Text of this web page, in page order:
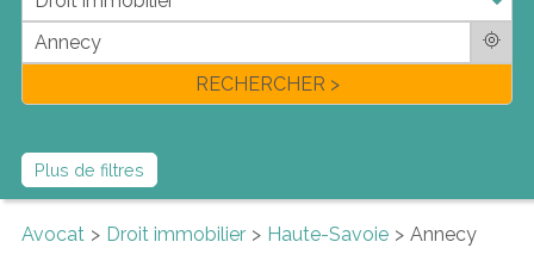
RECHERCHER >
Plus de filtres
Avocat Droit immobilier Haute-Savoie Annecy